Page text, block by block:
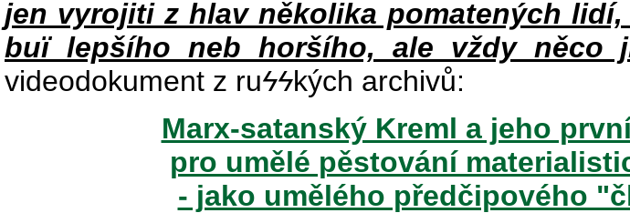
jen vyrojiti z hlav několika pomatených
buï lepšího neb horšího, ale vždy něco
videodokument z ruϟϟkých archivů:
Marx-satanský Kreml a jeho
pro umělé pěstování
- jako umělého předčipového